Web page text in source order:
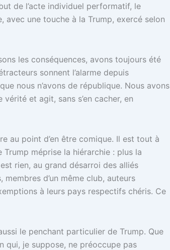
de l’acte individuel performatif, le
avec une touche à la Trump, exercé selon
les conséquences, avons toujours été
sonnent l’alarme depuis
nous n’avons de république. Nous avons
et agit, sans s’en cacher, en
au point d’en être comique. Il est tout à
méprise la hiérarchie : plus la
rien, au grand désarroi des alliés
d’un même club, auteurs
à leurs pays respectifs chéris. Ce
le penchant particulier de Trump. Que
qui, je suppose, ne préoccupe pas